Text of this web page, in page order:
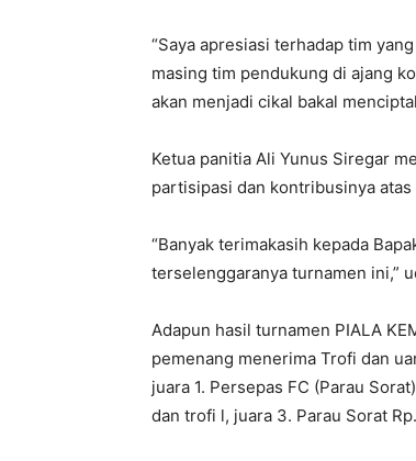
“Saya apresiasi terhadap tim
masing tim pendukung di ajang
akan menjadi cikal bakal
Ketua panitia Ali Yunus Siregar
partisipasi dan kontribusinya
“Banyak terimakasih kepada
terselenggaranya turnamen ini,”
Adapun hasil turnamen PIALA
pemenang menerima Trofi dan
juara 1. Persepas FC (Parau
dan trofi l, juara 3. Parau Sorat